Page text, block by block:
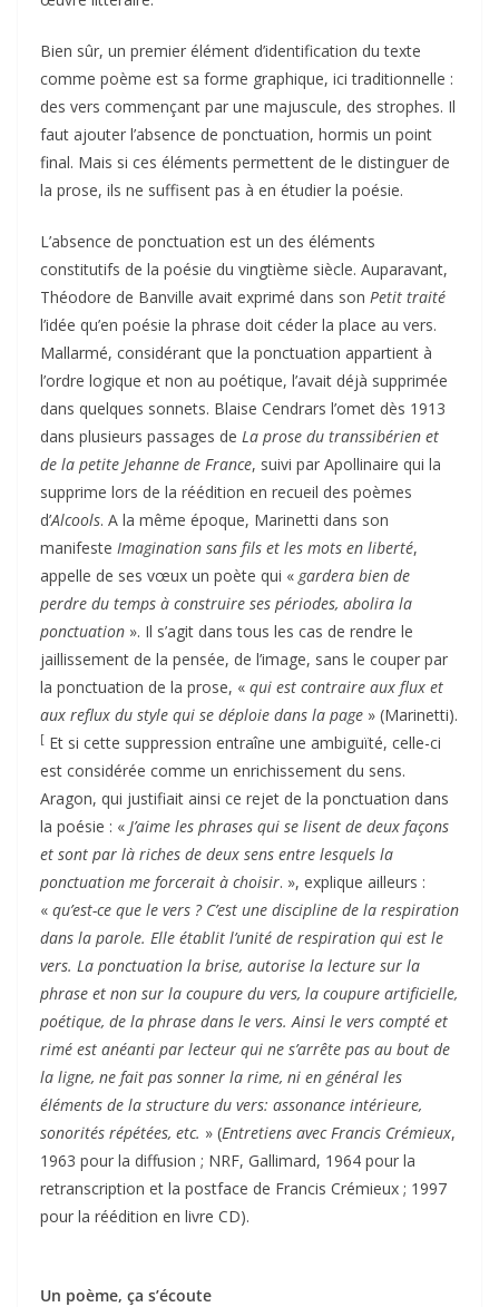
Bien sûr, un premier élément d’identification du texte
comme poème est sa forme graphique, ici traditionnelle :
des vers commençant par une majuscule, des strophes. Il
faut ajouter l’absence de ponctuation, hormis un point
final. Mais si ces éléments permettent de le distinguer de
la prose, ils ne suffisent pas à en étudier la poésie.
L’absence de ponctuation est un des éléments
constitutifs de la poésie du vingtième siècle. Auparavant,
Théodore de Banville avait exprimé dans son Petit traité
l’idée qu’en poésie la phrase doit céder la place au vers.
Mallarmé, considérant que la ponctuation appartient à
l’ordre logique et non au poétique, l’avait déjà supprimée
dans quelques sonnets. Blaise Cendrars l’omet dès 1913
dans plusieurs passages de La prose du transsibérien et
de la petite Jehanne de France, suivi par Apollinaire qui la
supprime lors de la réédition en recueil des poèmes
d’Alcools. A la même époque, Marinetti dans son
manifeste Imagination sans fils et les mots en liberté,
appelle de ses vœux un poète qui « gardera bien de
perdre du temps à construire ses périodes, abolira la
ponctuation ». Il s’agit dans tous les cas de rendre le
jaillissement de la pensée, de l’image, sans le couper par
la ponctuation de la prose, « qui est contraire aux flux et
aux reflux du style qui se déploie dans la page » (Marinetti).
[ Et si cette suppression entraîne une ambiguïté, celle-ci
est considérée comme un enrichissement du sens.
Aragon, qui justifiait ainsi ce rejet de la ponctuation dans
la poésie : « J’aime les phrases qui se lisent de deux façons
et sont par là riches de deux sens entre lesquels la
ponctuation me forcerait à choisir. », explique ailleurs :
« qu’est-ce que le vers ? C’est une discipline de la respiration
dans la parole. Elle établit l’unité de respiration qui est le
vers. La ponctuation la brise, autorise la lecture sur la
phrase et non sur la coupure du vers, la coupure artificielle,
poétique, de la phrase dans le vers. Ainsi le vers compté et
rimé est anéanti par lecteur qui ne s’arrête pas au bout de
la ligne, ne fait pas sonner la rime, ni en général les
éléments de la structure du vers: assonance intérieure,
sonorités répétées, etc. » (Entretiens avec Francis Crémieux,
1963 pour la diffusion ; NRF, Gallimard, 1964 pour la
retranscription et la postface de Francis Crémieux ; 1997
pour la réédition en livre CD).
Un poème, ça s’écoute